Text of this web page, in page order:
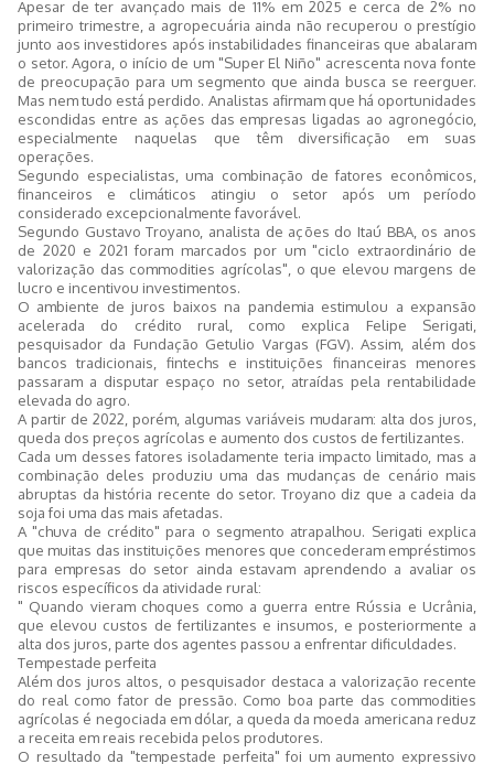
Apesar de ter avançado mais de 11% em 2025 e cerca de 2% no
primeiro trimestre, a agropecuária ainda não recuperou o prestígio
junto aos investidores após instabilidades financeiras que abalaram
o setor. Agora, o início de um "Super El Niño" acrescenta nova fonte
de preocupação para um segmento que ainda busca se reerguer.
Mas nem tudo está perdido. Analistas afirmam que há oportunidades
escondidas entre as ações das empresas ligadas ao agronegócio,
especialmente naquelas que têm diversificação em suas
operações.
Segundo especialistas, uma combinação de fatores econômicos,
financeiros e climáticos atingiu o setor após um período
considerado excepcionalmente favorável.
Segundo Gustavo Troyano, analista de ações do Itaú BBA, os anos
de 2020 e 2021 foram marcados por um "ciclo extraordinário de
valorização das commodities agrícolas", o que elevou margens de
lucro e incentivou investimentos.
O ambiente de juros baixos na pandemia estimulou a expansão
acelerada do crédito rural, como explica Felipe Serigati,
pesquisador da Fundação Getulio Vargas (FGV). Assim, além dos
bancos tradicionais, fintechs e instituições financeiras menores
passaram a disputar espaço no setor, atraídas pela rentabilidade
elevada do agro.
A partir de 2022, porém, algumas variáveis mudaram: alta dos juros,
queda dos preços agrícolas e aumento dos custos de fertilizantes.
Cada um desses fatores isoladamente teria impacto limitado, mas a
combinação deles produziu uma das mudanças de cenário mais
abruptas da história recente do setor. Troyano diz que a cadeia da
soja foi uma das mais afetadas.
A "chuva de crédito" para o segmento atrapalhou. Serigati explica
que muitas das instituições menores que concederam empréstimos
para empresas do setor ainda estavam aprendendo a avaliar os
riscos específicos da atividade rural:
" Quando vieram choques como a guerra entre Rússia e Ucrânia,
que elevou custos de fertilizantes e insumos, e posteriormente a
alta dos juros, parte dos agentes passou a enfrentar dificuldades.
Tempestade perfeita
Além dos juros altos, o pesquisador destaca a valorização recente
do real como fator de pressão. Como boa parte das commodities
agrícolas é negociada em dólar, a queda da moeda americana reduz
a receita em reais recebida pelos produtores.
O resultado da "tempestade perfeita" foi um aumento expressivo